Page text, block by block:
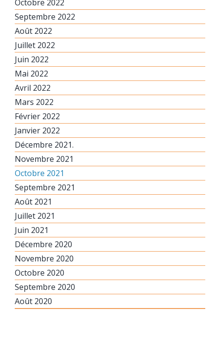
Octobre 2022
Septembre 2022
Août 2022
Juillet 2022
Juin 2022
Mai 2022
Avril 2022
Mars 2022
Février 2022
Janvier 2022
Décembre 2021.
Novembre 2021
Octobre 2021
Septembre 2021
Août 2021
Juillet 2021
Juin 2021
Décembre 2020
Novembre 2020
Octobre 2020
Septembre 2020
Août 2020